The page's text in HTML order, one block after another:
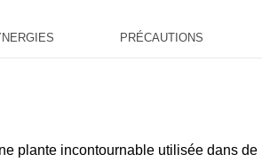
PRÉCAUTIONS
plante incontournable utilisée dans de